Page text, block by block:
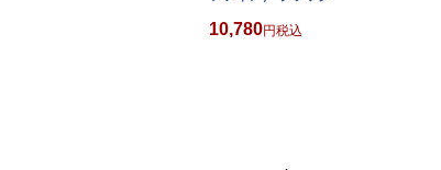
10,780 税込